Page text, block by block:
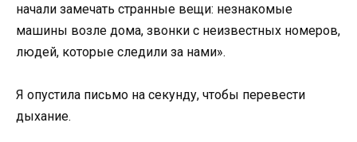
начали замечать странные вещи: незнакомые
машины возле дома, звонки с неизвестных номеров,
людей, которые следили за нами».
Я опустила письмо на секунду, чтобы перевести
дыхание.